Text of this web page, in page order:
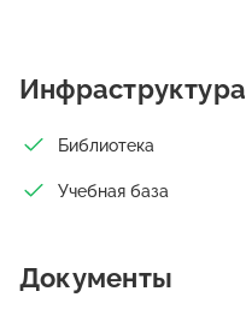
Инфраструктура
Библиотека
Учебная база
Документы